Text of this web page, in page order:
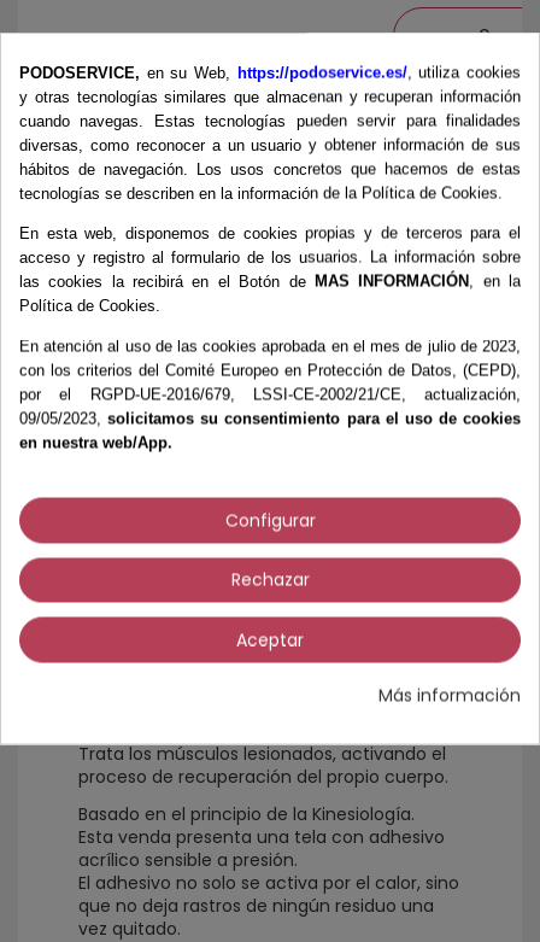
6,65 €
008384 Verde 6,65 €
Total:0,0
Todos los precios con impuestos excl.
AÑADIR AL CARRITO
Más información
Vendaje Neuromuscular, técnica basada en
la activación de los sistemas neurológicos y
circulatorios. Especial a prueba de agua.
Ayuda en la función muscular sin limitar los
Trata los músculos lesionados, activando el
proceso de recuperación del propio cuerpo.
Basado en el principio de la Kinesiología.
Esta venda presenta una tela con adhesivo
acrílico sensible a presión.
El adhesivo no solo se activa por el calor, sino
que no deja rastros de ningún residuo una
vez quitado.
PODOSERVICE, en su Web, https://podoservice.es/, utiliza cookies
y otras tecnologías similares que almacenan y recuperan información
cuando navegas. Estas tecnologías pueden servir para finalidades
diversas, como reconocer a un usuario y obtener información de sus
hábitos de navegación. Los usos concretos que hacemos de estas
tecnologías se describen en la información de la Política de Cookies.
En esta web, disponemos de cookies propias y de terceros para el
acceso y registro al formulario de los usuarios. La información sobre
las cookies la recibirá en el Botón de MAS INFORMACIÓN , en la
Política de Cookies.
En atención al uso de las cookies aprobada en el mes de julio de 2023,
con los criterios del Comité Europeo en Protección de Datos, (CEPD),
por el RGPD-UE-2016/679, LSSI-CE-2002/21/CE, actualización,
09/05/2023,solicitamos su consentimiento para el uso de cookies
en nuestra web/App.
Configurar
Rechazar
Aceptar
Más información